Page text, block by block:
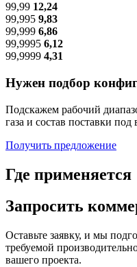
99,99 12,24
99,995 9,83
99,999 6,86
99,9995 6,12
99,9999 4,31
Нужен подбор
Подскажем рабочий
газа и состав поставки под
Получить предложение
Где применяется
Запросить
Оставьте заявку, и мы
требуемой
вашего проекта.